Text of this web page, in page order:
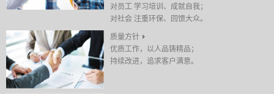
对员工 学习培训、成就自我；
对社会 注重环保、回馈大众。
质量方针
优质工作，以人品铸精品；
持续改进，追求客户满意。